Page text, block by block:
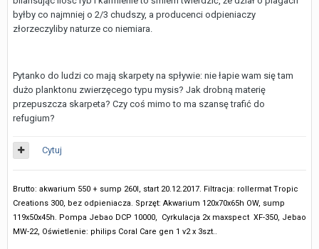
byłby co najmniej o 2/3 chudszy, a producenci odpieniaczy
złorzeczyliby naturze co niemiara.
Pytanko do ludzi co mają skarpety na spływie: nie łapie wam się tam
dużo planktonu zwierzęcego typu mysis? Jak drobną materię
przepuszcza skarpeta? Czy coś mimo to ma szansę trafić do
refugium?
Cytuj
Brutto: akwarium 550 + sump 260l, start 20.12.2017. Filtracja: rollermat Tropic
Creations 300, bez odpieniacza. Sprzęt: Akwarium 120x70x65h OW, sump
119x50x45h. Pompa Jebao DCP 10000, Cyrkulacja 2x maxspect XF-350, Jebao
MW-22, Oświetlenie: philips Coral Care gen 1 v2 x 3szt..